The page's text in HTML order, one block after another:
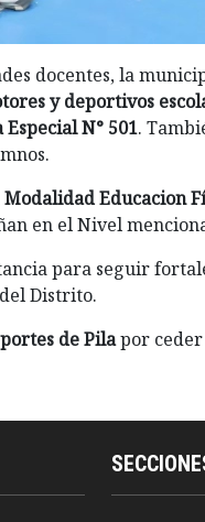
docentes, la
y deportivos
Especial N° 501.
Modalidad Educacion
en el Nivel
para seguir
Distrito.
de Pilapor ceder